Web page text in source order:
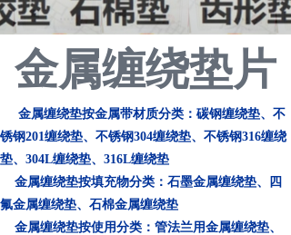
金属缠绕垫片
金属缠绕垫按金属带材质分类：碳钢缠绕垫、不
锈钢201缠绕垫、不锈钢304缠绕垫、不锈钢316缠绕
垫、304L缠绕垫、316L缠绕垫
金属缠绕垫按填充物分类：石墨金属缠绕垫、四
氟金属缠绕垫、石棉金属缠绕垫
金属缠绕垫按使用分类：管法兰用金属缠绕垫、